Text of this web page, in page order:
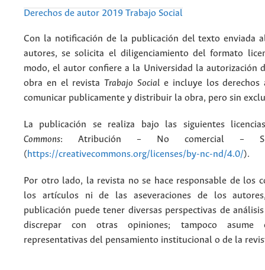
Derechos de autor 2019 Trabajo Social
Con la notificación de la publicación del texto enviada
autores, se solicita el diligenciamiento del formato
modo, el autor confiere a la Universidad la autorización
obra en el revistaTrabajo Social e incluye los derechos
comunicar publicamente y distribuir la obra, pero sin
La publicación se realiza bajo las siguientes
Commons: Atribución – No comercial –
(https://creativecommons.org/licenses/by-nc-nd/4.0/).
Por otro lado, la revista no se hace responsable de los
los artículos ni de las aseveraciones de los
publicación puede tener diversas perspectivas de
discrepar con otras opiniones; tampoco asume
representativas del pensamiento institucional o de la